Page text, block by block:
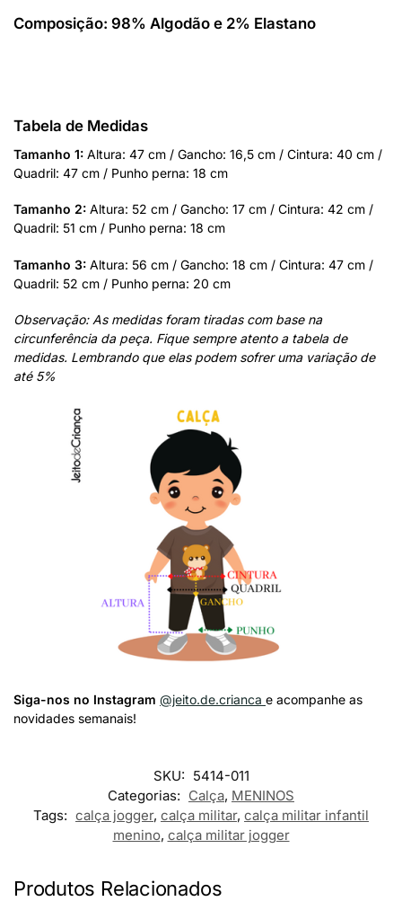
Composição: 98% Algodão e 2% Elastano
Tabela de Medidas
Tamanho 1: Altura: 47 cm / Gancho: 16,5 cm / Cintura: 40 cm /
Quadril: 47 cm / Punho perna: 18 cm
Tamanho 2: Altura: 52 cm / Gancho: 17 cm / Cintura: 42 cm /
Quadril: 51 cm / Punho perna: 18 cm
Tamanho 3: Altura: 56 cm / Gancho: 18 cm / Cintura: 47 cm /
Quadril: 52 cm / Punho perna: 20 cm
Observação: As medidas foram tiradas com base na
circunferência da peça. Fique sempre atento a tabela de
medidas. Lembrando que elas podem sofrer uma variação de
até 5%
Siga-nos no Instagram @jeito.de.crianca e acompanhe as
novidades semanais!
SKU: 5414-011
Categorias: Calça, MENINOS
Tags: calça jogger, calça militar, calça militar infantil
menino, calça militar jogger
Produtos Relacionados